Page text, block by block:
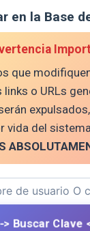
en la Base
que
links o URLs
vida del
> Buscar Clave